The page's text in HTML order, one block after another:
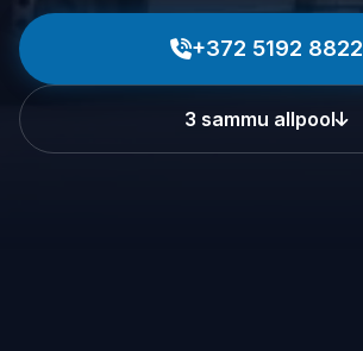
+372 5192 8822
3 sammu allpool